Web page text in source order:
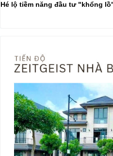
Hé lộ tiềm năng đầu tư "khổng